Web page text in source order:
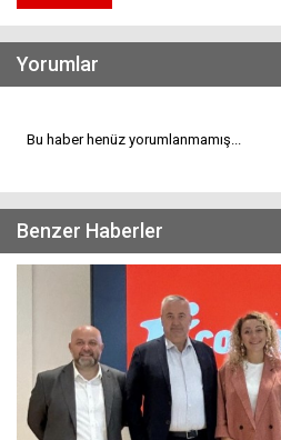
Yorumlar
Bu haber henüz yorumlanmamış...
Benzer Haberler